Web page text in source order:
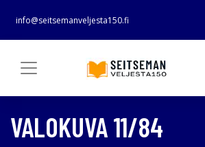
info@seitsemanveljesta150.fi
VALOKUVA 11/84